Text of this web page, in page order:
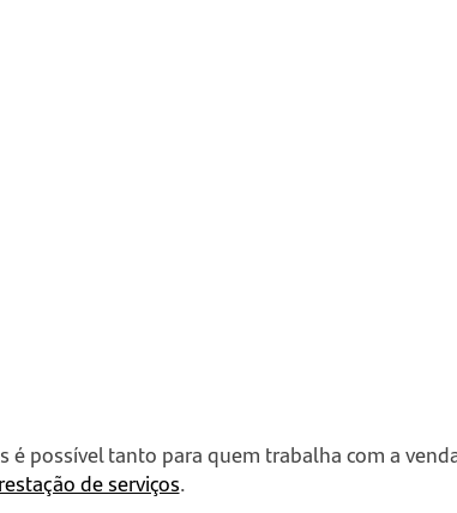
é possível tanto para quem trabalha com a
de serviços.